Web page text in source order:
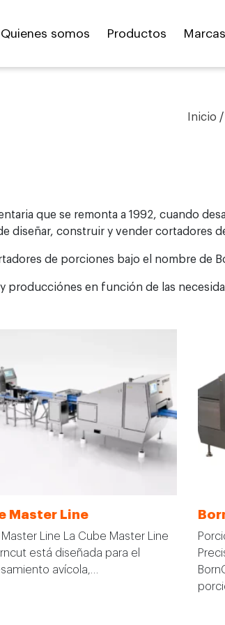
Quienes somos Productos Marcas
Inicio /
que se remonta a 1992, cuando
diseñar, construir y vender cortadores
de porciones bajo el nombre
producciónes en función de las
Master Line
Line La Cube Master Line
está diseñada para el
avícola,…